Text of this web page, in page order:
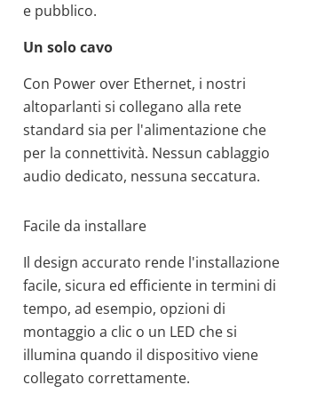
e pubblico.
Un solo cavo
Con Power over Ethernet, i nostri
altoparlanti si collegano alla rete
standard sia per l'alimentazione che
per la connettività. Nessun cablaggio
audio dedicato, nessuna seccatura.
Facile da installare
Il design accurato rende l'installazione
facile, sicura ed efficiente in termini di
tempo, ad esempio, opzioni di
montaggio a clic o un LED che si
illumina quando il dispositivo viene
collegato correttamente.